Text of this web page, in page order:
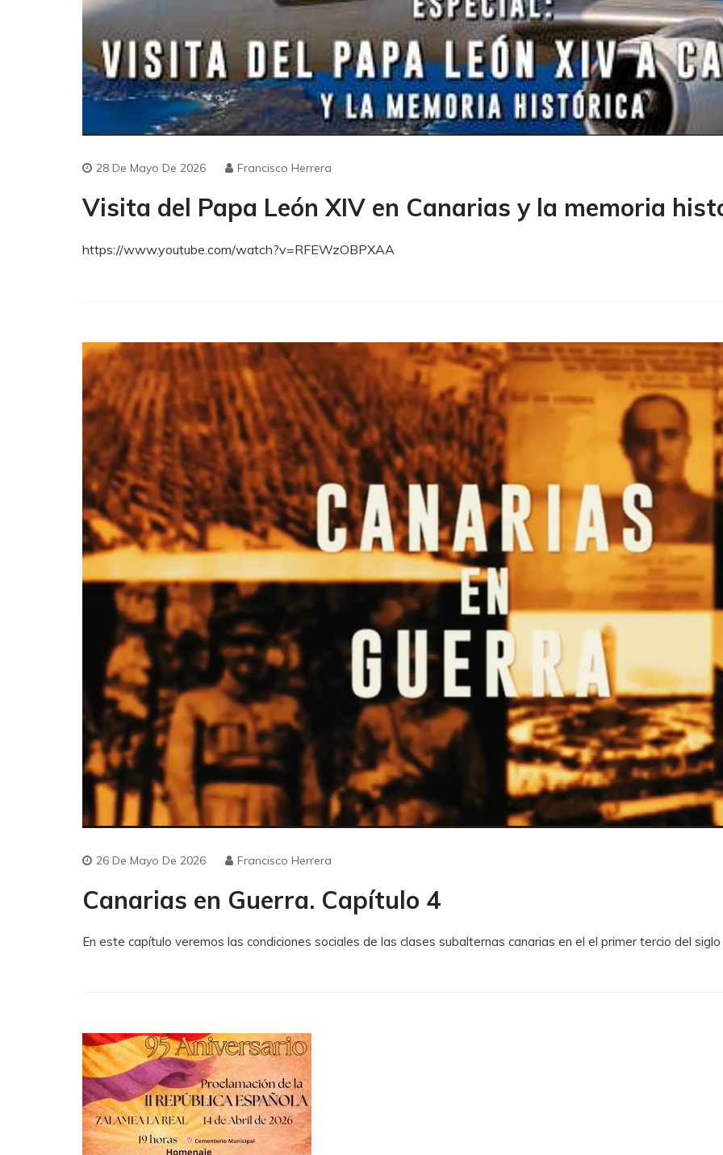
28 De Mayo De 2026 Francisco Herrera
Visita del Papa León XIV en Canarias y la memoria
https://www.youtube.com/watch?v=RFEWzOBPXAA
26 De Mayo De 2026 Francisco Herrera
Canarias en Guerra. Capítulo 4
En este capítulo veremos las condiciones sociales de las clases subalternas canarias en el el primer tercio del siglo